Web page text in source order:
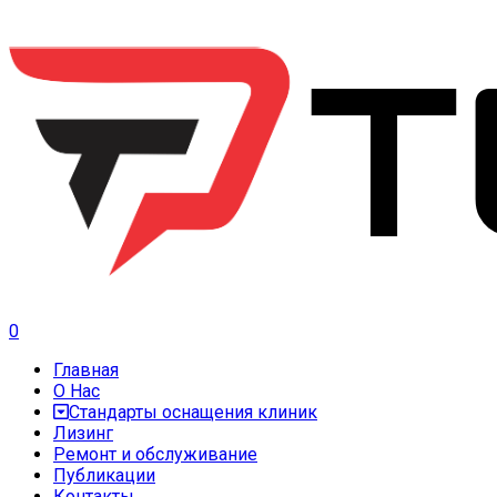
0
Главная
О Нас
Стандарты оснащения клиник
Лизинг
Ремонт и обслуживание
Публикации